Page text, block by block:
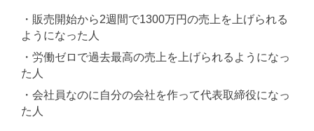
・販売開始から2週間で1300万円の売上を上げられる
ようになった人
・労働ゼロで過去最高の売上を上げられるようになっ
た人
・会社員なのに自分の会社を作って代表取締役になっ
た人